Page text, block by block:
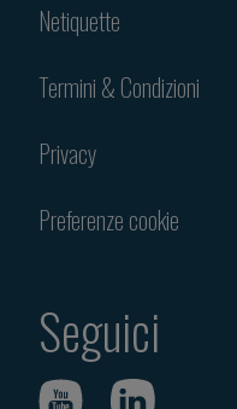
Netiquette
Termini & Condizioni
Privacy
Preferenze cookie
Seguici